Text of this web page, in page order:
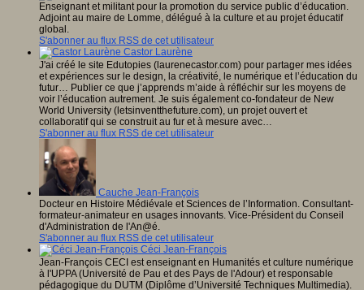
Enseignant et militant pour la promotion du service public d’éducation.
Adjoint au maire de Lomme, délégué à la culture et au projet éducatif
global.
S'abonner au flux RSS de cet utilisateur
Castor Laurène
J'ai créé le site Edutopies (laurenecastor.com) pour partager mes idées
et expériences sur le design, la créativité, le numérique et l’éducation du
futur… Publier ce que j’apprends m’aide à réfléchir sur les moyens de
voir l’éducation autrement. Je suis également co-fondateur de New
World University (letsinventthefuture.com), un projet ouvert et
collaboratif qui se construit au fur et à mesure avec…
S'abonner au flux RSS de cet utilisateur
Cauche Jean-François
Docteur en Histoire Médiévale et Sciences de l’Information. Consultant-
formateur-animateur en usages innovants. Vice-Président du Conseil
d'Administration de l'An@é.
S'abonner au flux RSS de cet utilisateur
Céci Jean-François
Jean-François CECI est enseignant en Humanités et culture numérique
à l'UPPA (Université de Pau et des Pays de l'Adour) et responsable
pédagogique du DUTM (Diplôme d’Université Techniques Multimedia).